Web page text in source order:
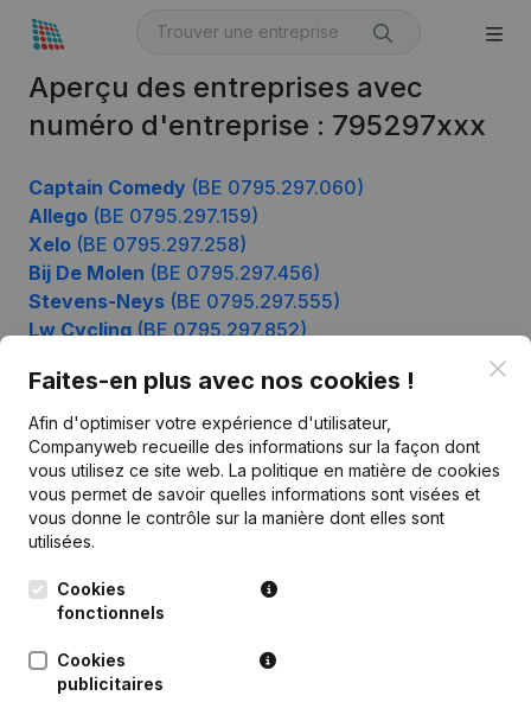
Aperçu des entreprises avec
numéro d'entreprise : 795297xxx
Captain Comedy (BE 0795.297.060)
Allego (BE 0795.297.159)
Xelo (BE 0795.297.258)
Bij De Molen (BE 0795.297.456)
Stevens-Neys (BE 0795.297.555)
Lw Cycling(BE 0795.297.852)
Faites-en plus avec nos cookies !
Afin d'optimiser votre expérience d'utilisateur,
Companyweb recueille des informations sur la façon dont
vous utilisez ce site web. La politique en matière de cookies
vous permet de savoir quelles informations sont visées et
vous donne le contrôle sur la manière dont elles sont
utilisées.
Cookies
fonctionnels
Cookies
publicitaires
Français
Kantorenpark Everest
Leuvensesteenweg
1800 Vilvoorde
Produit
Informations d’entreprise
Monitoring